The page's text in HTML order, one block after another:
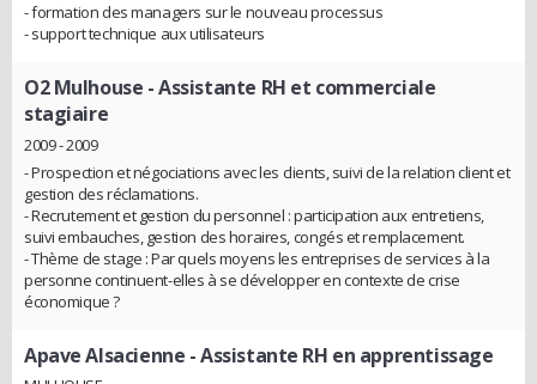
- formation des managers sur le nouveau processus
- support technique aux utilisateurs
O2 Mulhouse - Assistante RH et commerciale
stagiaire
2009 - 2009
- Prospection et négociations avec les clients, suivi de la relation client et
gestion des réclamations.
- Recrutement et gestion du personnel : participation aux entretiens,
suivi embauches, gestion des horaires, congés et remplacement.
- Thème de stage : Par quels moyens les entreprises de services à la
personne continuent-elles à se développer en contexte de crise
économique ?
Apave Alsacienne - Assistante RH en apprentissage